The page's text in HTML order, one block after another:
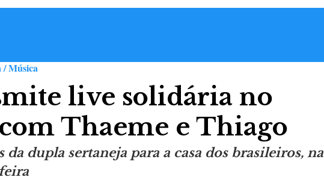
/ Música
live solidária no
Thaeme e Thiago
da dupla sertaneja para a casa dos brasileiros, na